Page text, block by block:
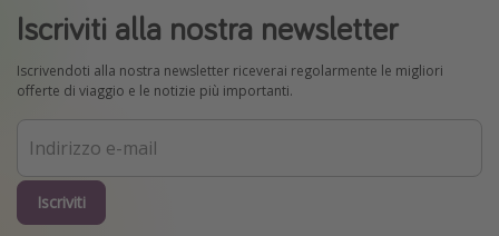
Iscriviti alla nostra newsletter
Iscrivendoti alla nostra newsletter riceverai regolarmente le migliori
offerte di viaggio e le notizie più importanti.
Iscriviti